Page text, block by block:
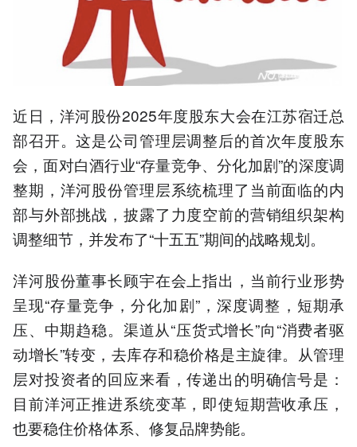
近日，洋河股份2025年度股东大会在江苏宿迁总
部召开。这是公司管理层调整后的首次年度股东
会，面对白酒行业“存量竞争、分化加剧”的深度调
整期，洋河股份管理层系统梳理了当前面临的内
部与外部挑战，披露了力度空前的营销组织架构
调整细节，并发布了“十五五”期间的战略规划。
洋河股份董事长顾宇在会上指出，当前行业形势
呈现“存量竞争，分化加剧”，深度调整，短期承
压、中期趋稳。渠道从“压货式增长”向“消费者驱
动增长”转变，去库存和稳价格是主旋律。从管理
层对投资者的回应来看，传递出的明确信号是：
目前洋河正推进系统变革，即使短期营收承压，
也要稳住价格体系、修复品牌势能。